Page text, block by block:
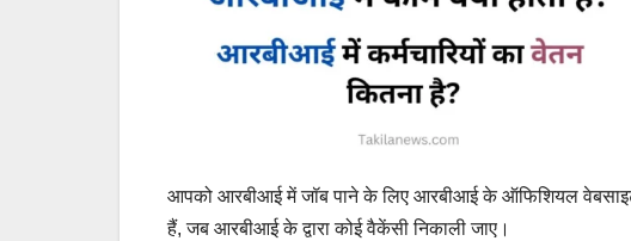
आपको आरबीआई में जॉब पाने के लिए आरबीआई के ऑफिशियल
हैं, जब आरबीआई के द्वारा कोई वैकेंसी निकाली जाए।